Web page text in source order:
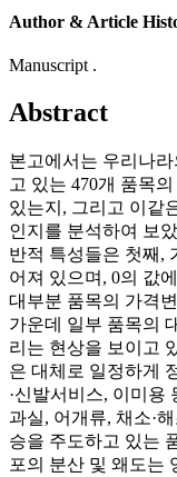
Author & Article
Manuscript .
Abstract
본고에서는 우리나
고 있는 470개 품목
있는지, 그리고 이같
인지를 분석하여 보
반적 특성들은 첫째,
어져 있으며, 0의 값
대부분 품목의 가격
가운데 일부 품목의
리는 현상을 보이고
은 대체로 일정하게
·신발서비스, 이미용
과실, 어개류, 채소·
승을 주도하고 있는
포의 분산 및 왜도는